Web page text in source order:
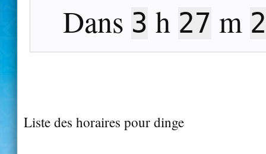
Dans 3 h 27 m
Liste des horaires pour dinge